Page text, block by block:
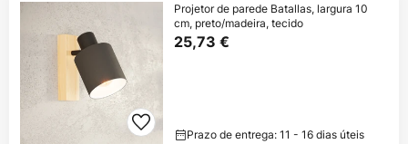
Projetor de parede Batallas, largura 10
cm, preto/madeira, tecido
25,73 €
Prazo de entrega: 11 - 16 dias úteis